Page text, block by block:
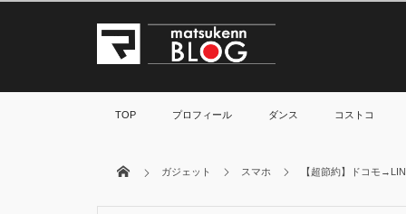
TOP プロフィール ダンス コストコ
ガジェット スマホ 【超節約】ドコモ